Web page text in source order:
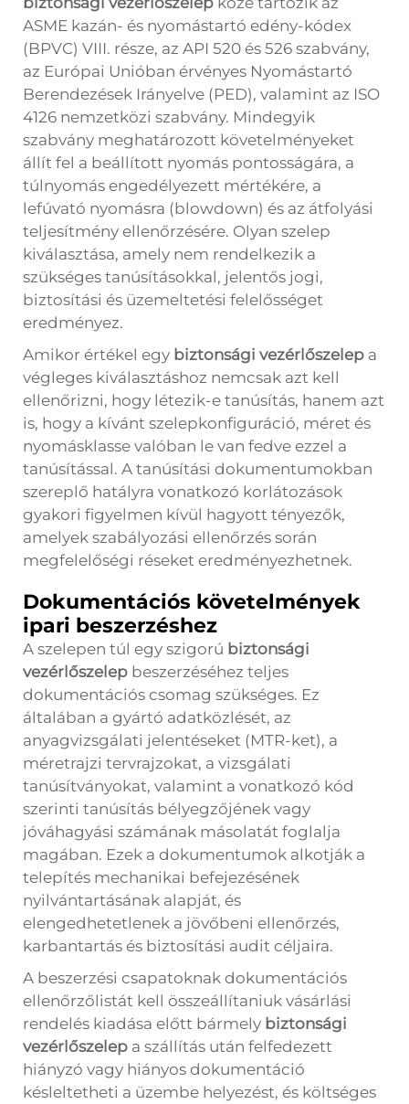
ASME kazán- és nyomástartó edény-kódex
(BPVC) VIII. része, az API 520 és 526 szabvány,
az Európai Unióban érvényes Nyomástartó
Berendezések Irányelve (PED), valamint az ISO
4126 nemzetközi szabvány. Mindegyik
szabvány meghatározott követelményeket
állít fel a beállított nyomás pontosságára, a
túlnyomás engedélyezett mértékére, a
lefúvató nyomásra (blowdown) és az átfolyási
teljesítmény ellenőrzésére. Olyan szelep
kiválasztása, amely nem rendelkezik a
szükséges tanúsításokkal, jelentős jogi,
biztosítási és üzemeltetési felelősséget
eredményez.
Amikor értékel egy biztonsági vezérlőszelep a
végleges kiválasztáshoz nemcsak azt kell
ellenőrizni, hogy létezik-e tanúsítás, hanem azt
is, hogy a kívánt szelepkonfiguráció, méret és
nyomásklasse valóban le van fedve ezzel a
tanúsítással. A tanúsítási dokumentumokban
szereplő hatályra vonatkozó korlátozások
gyakori figyelmen kívül hagyott tényezők,
amelyek szabályozási ellenőrzés során
megfelelőségi réseket eredményezhetnek.
Dokumentációs követelmények
ipari beszerzéshez
A szelepen túl egy szigorú biztonsági
vezérlőszelep beszerzéséhez teljes
dokumentációs csomag szükséges. Ez
általában a gyártó adatközlését, az
anyagvizsgálati jelentéseket (MTR-ket), a
méretrajzi tervrajzokat, a vizsgálati
tanúsítványokat, valamint a vonatkozó kód
szerinti tanúsítás bélyegzőjének vagy
jóváhagyási számának másolatát foglalja
magában. Ezek a dokumentumok alkotják a
telepítés mechanikai befejezésének
nyilvántartásának alapját, és
elengedhetetlenek a jövőbeni ellenőrzés,
karbantartás és biztosítási audit céljaira.
A beszerzési csapatoknak dokumentációs
ellenőrzőlistát kell összeállítaniuk vásárlási
rendelés kiadása előtt bármely biztonsági
vezérlőszelep a szállítás után felfedezett
hiányzó vagy hiányos dokumentáció
késleltetheti a üzembe helyezést, és költséges